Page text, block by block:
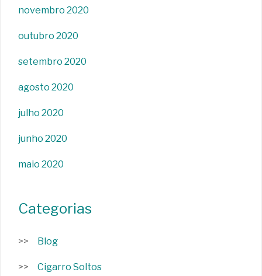
novembro 2020
outubro 2020
setembro 2020
agosto 2020
julho 2020
junho 2020
maio 2020
Categorias
Blog
Cigarro Soltos